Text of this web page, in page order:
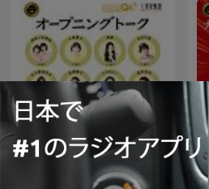
オープニング - 大竹まことゴ
ールデンラジオ！